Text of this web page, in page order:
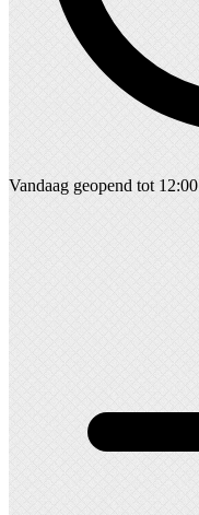
Vandaag geopend tot 12:00